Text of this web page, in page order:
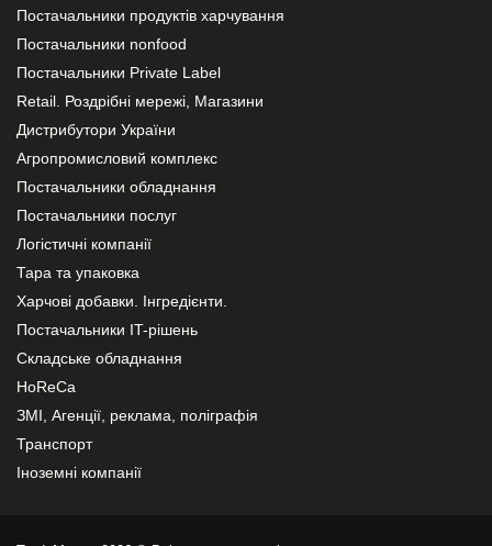
Постачальники продуктів харчування
Постачальники nonfood
Постачальники Private Label
Retail. Роздрібні мережі, Магазини
Дистрибутори України
Агропромисловий комплекс
Постачальники обладнання
Постачальники послуг
Логістичні компанії
Тара та упаковка
Харчові добавки. Інгредієнти.
Постачальники IT-рішень
Складське обладнання
HoReCa
ЗМІ, Агенції, реклама, поліграфія
Транспорт
Іноземні компанії